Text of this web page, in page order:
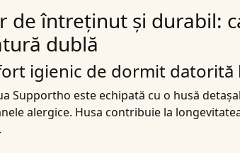
de întreținut și durabil:
dublă
igienic de dormit datorită
Supportho este echipată cu o husă
alergice. Husa contribuie la